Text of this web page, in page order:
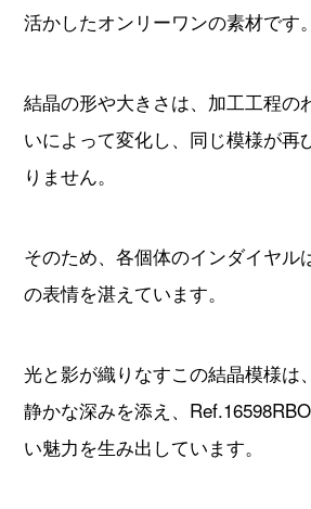
活かしたオンリーワンの素材です。
結晶の形や大きさは、加工工程の
いによって変化し、同じ模様が再
りません。
そのため、各個体のインダイヤル
の表情を湛えています。
光と影が織りなすこの結晶模様は
静かな深みを添え、
い魅力を生み出しています。